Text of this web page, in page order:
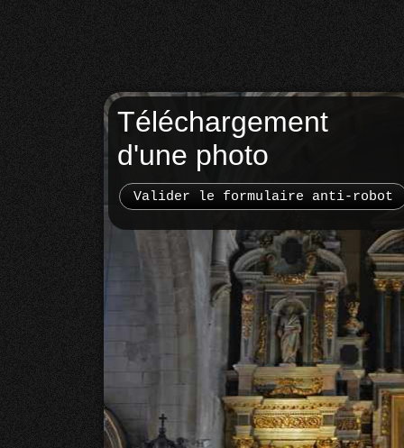
Téléchargement
d'une photo